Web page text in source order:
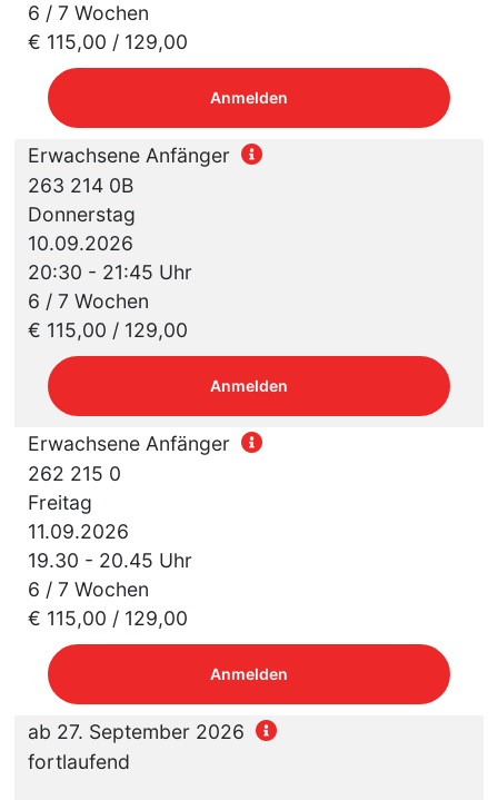
6 / 7 Wochen
€ 115,00 / 129,00
Anmelden
Erwachsene Anfänger
263 214 0B
Donnerstag
10.09.2026
20:30 - 21:45 Uhr
6 / 7 Wochen
€ 115,00 / 129,00
Anmelden
Erwachsene Anfänger
262 215 0
Freitag
11.09.2026
19.30 - 20.45 Uhr
6 / 7 Wochen
€ 115,00 / 129,00
Anmelden
ab 27. September 2026
fortlaufend